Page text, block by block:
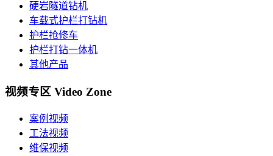
硬岩隧道钻机
车载式护栏打钻机
护栏抢修车
护栏打钻一体机
其他产品
视频专区 Video Zone
案例视频
工法视频
维保视频